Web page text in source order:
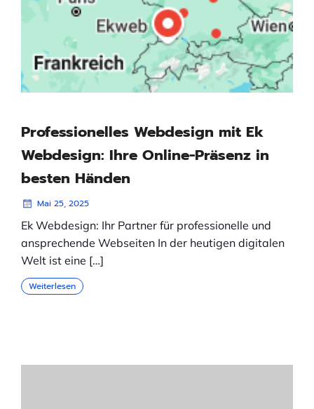
Professionelles Webdesign mit Ek
Webdesign: Ihre Online-Präsenz in
besten Händen
Mai 25, 2025
Ek Webdesign: Ihr Partner für professionelle und
ansprechende Webseiten In der heutigen digitalen
Welt ist eine […]
Weiterlesen